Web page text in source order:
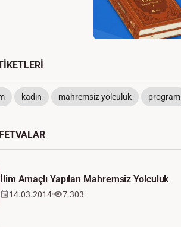
kadın mahremsiz yolculuk program
İlim Amaçlı Yapılan Mahremsiz Yolculuk
14.03.2014 7.303